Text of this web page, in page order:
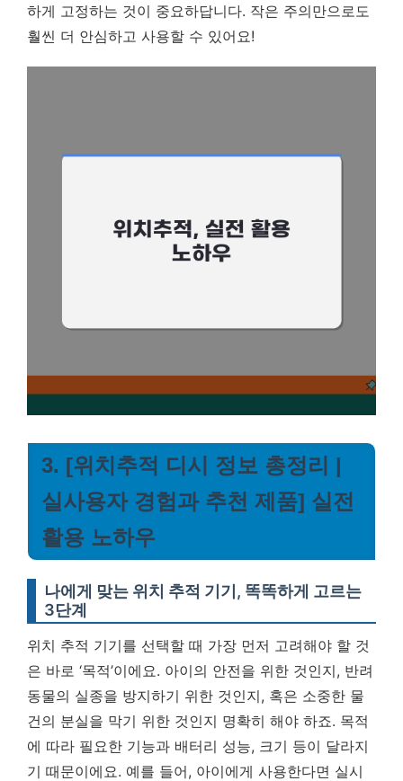
하게 고정하는 것이 중요하답니다. 작은 주의만으로도
훨씬 더 안심하고 사용할 수 있어요!
3. [위치추적 디시 정보 총정리 |
실사용자 경험과 추천 제품] 실전
활용 노하우
나에게 맞는 위치 추적 기기, 똑똑하게 고르는
3단계
위치 추적 기기를 선택할 때 가장 먼저 고려해야 할 것
은 바로 ‘목적’이에요. 아이의 안전을 위한 것인지, 반려
동물의 실종을 방지하기 위한 것인지, 혹은 소중한 물
건의 분실을 막기 위한 것인지 명확히 해야 하죠. 목적
에 따라 필요한 기능과 배터리 성능, 크기 등이 달라지
기 때문이에요. 예를 들어, 아이에게 사용한다면 실시